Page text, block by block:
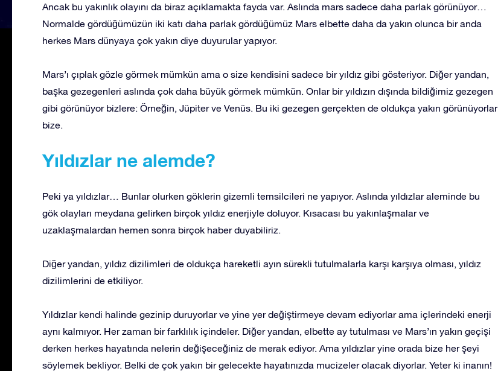
Ancak bu yakınlık olayını da biraz açıklamakta fayda var. Aslında mars sadece daha parlak görünüyor…
Normalde gördüğümüzün iki katı daha parlak gördüğümüz Mars elbette daha da yakın olunca bir anda
herkes Mars dünyaya çok yakın diye duyurular yapıyor.
Mars’ı çıplak gözle görmek mümkün ama o size kendisini sadece bir yıldız gibi gösteriyor. Diğer yandan,
başka gezegenleri aslında çok daha büyük görmek mümkün. Onlar bir yıldızın dışında bildiğimiz gezegen
gibi görünüyor bizlere: Örneğin, Jüpiter ve Venüs. Bu iki gezegen gerçekten de oldukça yakın görünüyorlar
bize.
Yıldızlar ne alemde?
Peki ya yıldızlar… Bunlar olurken göklerin gizemli temsilcileri ne yapıyor. Aslında yıldızlar aleminde bu
gök olayları meydana gelirken birçok yıldız enerjiyle doluyor. Kısacası bu yakınlaşmalar ve
uzaklaşmalardan hemen sonra birçok haber duyabiliriz.
Diğer yandan, yıldız dizilimleri de oldukça hareketli ayın sürekli tutulmalarla karşı karşıya olması, yıldız
dizilimlerini de etkiliyor.
Yıldızlar kendi halinde gezinip duruyorlar ve yine yer değiştirmeye devam ediyorlar ama içlerindeki enerji
aynı kalmıyor. Her zaman bir farklılık içindeler. Diğer yandan, elbette ay tutulması ve Mars’ın yakın geçişi
derken herkes hayatında nelerin değişeceğiniz de merak ediyor. Ama yıldızlar yine orada bize her şeyi
söylemek bekliyor. Belki de çok yakın bir gelecekte hayatınızda mucizeler olacak diyorlar. Yeter ki inanın!